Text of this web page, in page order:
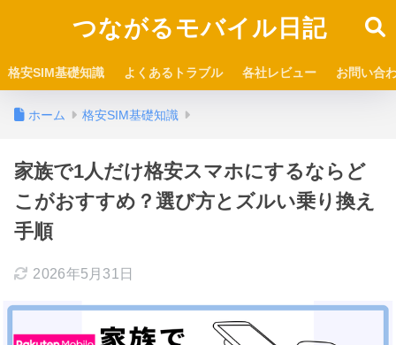
つながるモバイル日記
格安SIM基礎知識 よくあるトラブル 各社レビュー お問い合
ホーム 格安SIM基礎知識
家族で1人だけ格安スマホにするならど
こがおすすめ？選び方とズルい乗り換え
手順
2026年5月31日